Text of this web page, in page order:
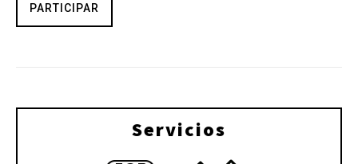
PARTICIPAR
Servicios